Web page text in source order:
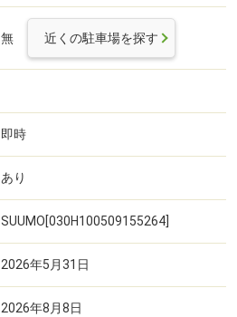
無 近くの駐車場を探す
即時
あり
SUUMO[030H100509155264]
2026年5月31日
2026年8月8日